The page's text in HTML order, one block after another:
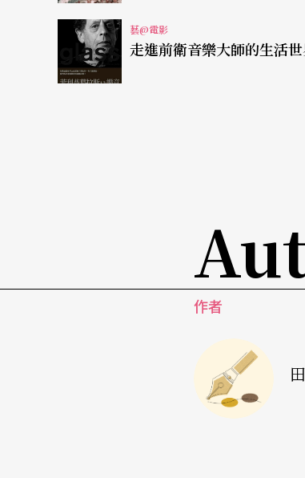
蕾，直到一個街頭嘻哈小子闖進她的
當紅的歌舞電影，《歌舞青春》、《
免。
唯一一部台灣製造的《練‧戀‧舞》
全主演的浪漫勵志喜劇。張孝全飾演
四月還有一部《玩美舞孃》，描述一
藝的奇遇，是罕見與肚皮舞有關的電影
藝@電影
走進前衛音樂大師的生活
作者